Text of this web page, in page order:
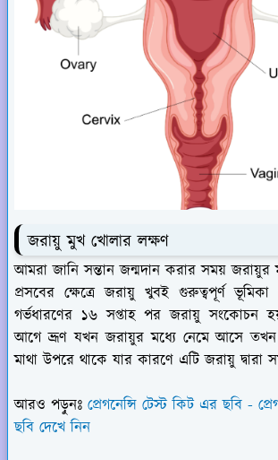
জরায়ু মুখ খোলার লক্ষণ
আমরা জানি সন্তান জন্মদান করার সময় জরায়ুর
প্রসবের ক্ষেত্রে জরায়ু খুবই গুরুত্বপূর্ণ
গর্ভধারণের ১৬ সপ্তাহ পর জরায়ু সংকোচন
আগে ভ্রূণ যখন জরায়ুর মধ্যে নেমে আসে
মাথা উপরে থাকে যার কারণে এটি জরায়ু দ্বারা
আরও পড়ুনঃ প্রেগনেন্সি টেস্ট কিট এর ছবি -
ছবি দেখে নিন